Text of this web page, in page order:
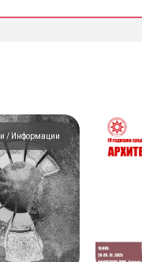
Информации